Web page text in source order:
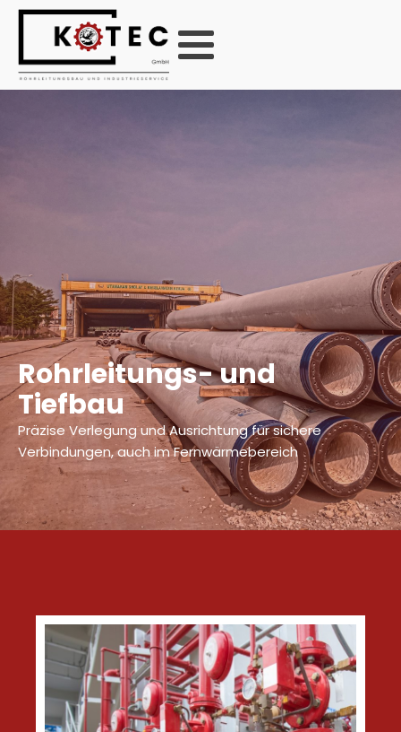
Rohrleitungs- und
Tiefbau
Präzise Verlegung und Ausrichtung für sichere
Verbindungen, auch im Fernwärmebereich